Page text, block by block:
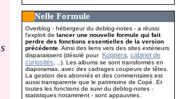
Nelle Formule
Overblog - hébergeur du deblog-notes - a réussi
l'exploit delancer une nouvelle formule qui fait
perdre des fonctions essentielles de la version
précédente . Ainsi des liens vers des sites extérieurs
disparaissent (désolé pour Koppera ,cabinet de
curiosités , ..). Les albums se sont transformés en
diaporamas, avec des cadrages coupeurs de têtes.
La gestion des abonnés et des commentaires est
aussi transparente que le patrimoine de Copé. Et
toutes les fonctions de suivi du deblog-notes -
statistiques notamment - sont appauvries.